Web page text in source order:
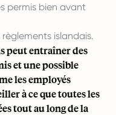
permis bien avant
islandais.
peut entraîner des
et une possible
les employés
à ce que toutes les
tout au long de la